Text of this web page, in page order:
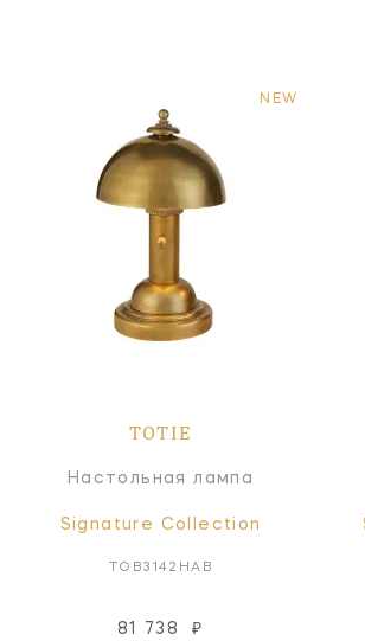
NEW
TOTIE
Настольная лампа
Signature Collection
TOB3142HAB
81 738 ₽